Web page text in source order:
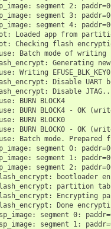
segment 2:
segment 3:
segment 4:
Loaded app from
Checking flash
Batch mode of
Generating
Writing
Disable UART
Disable
BURN BLOCK4
BURN BLOCK4 - OK
BURN BLOCK0
BURN BLOCK0 - OK
Batch mode. Prepared
segment 0:
segment 1:
segment 2:
bootloader
partition
Encrypting
Done
segment 0:
segment 1: